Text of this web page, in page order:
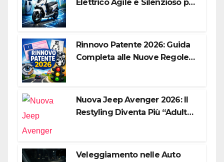
Elettrico Agile e Silenzioso per
Rinnovo Patente 2026: Guida
Completa alle Nuove Regole,
Nuova Jeep Avenger 2026: Il
Restyling Diventa Più “Adulto”,
Veleggiamento nelle Auto